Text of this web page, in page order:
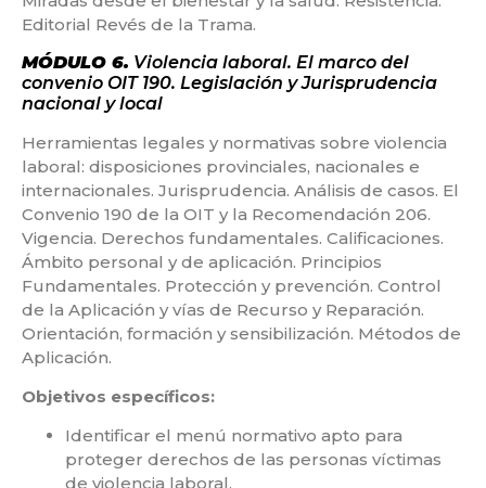
Editorial Revés de la Trama.
MÓDULO 6. Violencia laboral. El marco del
convenio OIT 190. Legislación y Jurisprudencia
nacional y local
Herramientas legales y normativas sobre violencia
laboral: disposiciones provinciales, nacionales e
internacionales. Jurisprudencia. Análisis de casos. El
Convenio 190 de la OIT y la Recomendación 206.
Vigencia. Derechos fundamentales. Calificaciones.
Ámbito personal y de aplicación. Principios
Fundamentales. Protección y prevención. Control
de la Aplicación y vías de Recurso y Reparación.
Orientación, formación y sensibilización. Métodos de
Aplicación.
Objetivos específicos:
Identificar el menú normativo apto para
proteger derechos de las personas víctimas
de violencia laboral.